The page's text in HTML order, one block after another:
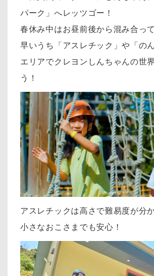
パーク」へレッツゴー！
春休み中はお昼前後から混み合っ
早いうち「アスレチック」や「の
エリアでクレヨンしんちゃんの世
う！
アスレチックは高さで難易度が分
小さなおこさまでも安心！